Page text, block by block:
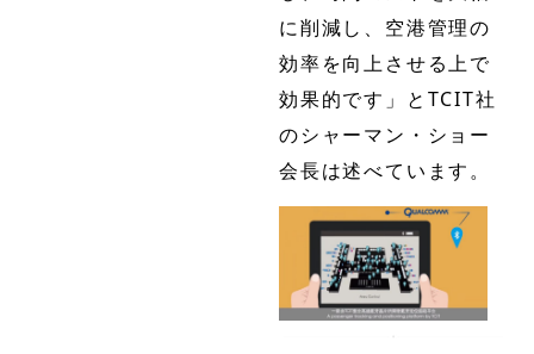
に削減し、空港管理の
効率を向上させる上で
効果的です」とTCIT社
のシャーマン・ショー
会長は述べています。